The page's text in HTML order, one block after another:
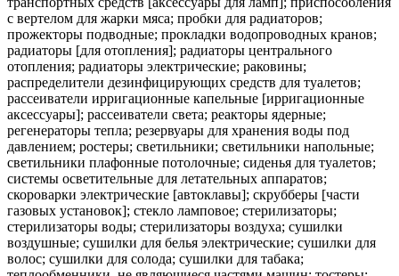
с вертелом для жарки мяса; пробки для радиаторов;
прожекторы подводные; прокладки водопроводных кранов;
радиаторы [для отопления]; радиаторы центрального
отопления; радиаторы электрические; раковины;
распределители дезинфицирующих средств для туалетов;
рассеиватели ирригационные капельные [ирригационные
аксессуары]; рассеиватели света; реакторы ядерные;
регенераторы тепла; резервуары для хранения воды под
давлением; ростеры; светильники; светильники напольные;
светильники плафонные потолочные; сиденья для туалетов;
системы осветительные для летательных аппаратов;
скороварки электрические [автоклавы]; скрубберы [части
газовых установок]; стекло ламповое; стерилизаторы;
стерилизаторы воды; стерилизаторы воздуха; сушилки
воздушные; сушилки для белья электрические; сушилки для
волос; сушилки для солода; сушилки для табака;